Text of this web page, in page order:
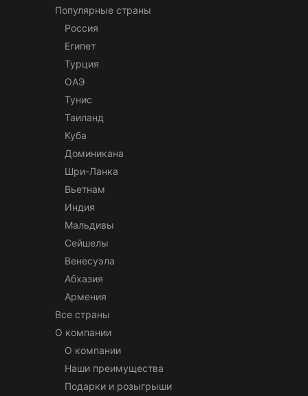
Популярные страны
Россия
Египет
Турция
ОАЭ
Тунис
Таиланд
Куба
Доминикана
Шри-Ланка
Вьетнам
Индия
Мальдивы
Сейшелы
Венесуэла
Абхазия
Армения
Все страны
О компании
О компании
Наши преимущества
Подарки и розыгрыши